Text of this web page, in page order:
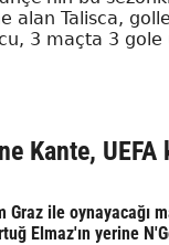
alan Talisca,
3 maçta 3 gole
Kante, UEFA
ile oynayacağı
Elmaz'ın yerine